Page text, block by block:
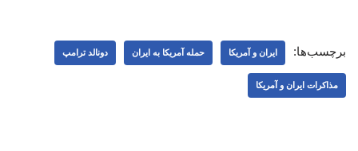
برچسب‌ها: ایران و آمریکا حمله آمریکا به ایران دونالد ترامپ
مذاکرات ایران و آمریکا